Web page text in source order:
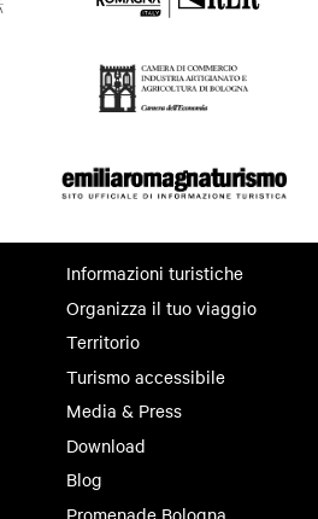
Informazioni turistiche
Organizza il tuo viaggio
Territorio
Turismo accessibile
Media & Press
Download
Blog
Promenade Bologna